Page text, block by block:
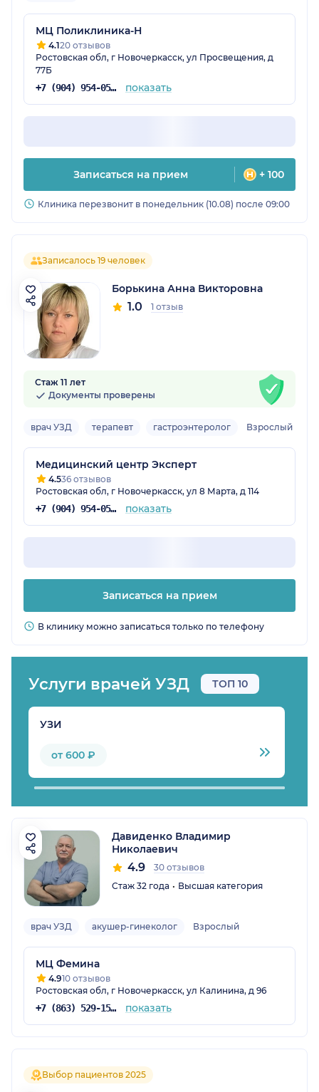
МЦ Поликлиника-Н
4.120 отзывов
Ростовская обл, г Новочеркасск, ул Просвещения, д
77Б
+7 (904) 954-05-34 показать
Записаться на прием + 100
Клиника перезвонит в понедельник (10.08) после 09:00
Записалось 19 человек
Борькина Анна Викторовна
1.0 1 отзыв
Стаж 11 лет
Документы проверены
врач УЗД терапевт гастроэнтеролог Взрослый
Медицинский центр Эксперт
4.536 отзывов
Ростовская обл, г Новочеркасск, ул 8 Марта, д 114
+7 (904) 954-05-32 показать
Записаться на прием
В клинику можно записаться только по телефону
Услуги врачей УЗД ТОП 10
УЗИ
от 600 ₽
Давиденко Владимир
Николаевич
4.9
30 отзывов
Стаж 32 года
Высшая категория
врач УЗД акушер-гинеколог Взрослый
МЦ Фемина
4.910 отзывов
Ростовская обл, г Новочеркасск, ул Калинина, д 96
+7 (863) 529-15-16 показать
Выбор пациентов 2025